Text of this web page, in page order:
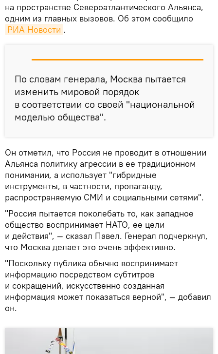
на пространстве Североатлантического Альянса,
одним из главных вызовов. Об этом сообщило
РИА Новости .
По словам генерала, Москва пытается
изменить мировой порядок
в соответствии со своей "национальной
моделью общества".
Он отметил, что Россия не проводит в отношении
Альянса политику агрессии в ее традиционном
понимании, а использует "гибридные
инструменты, в частности, пропаганду,
распространяемую СМИ и социальными сетями".
"Россия пытается поколебать то, как западное
общество воспринимает НАТО, ее цели
и действия", — сказал Павел. Генерал подчеркнул,
что Москва делает это очень эффективно.
"Поскольку публика обычно воспринимает
информацию посредством субтитров
и сокращений, искусственно созданная
информация может показаться верной", — добавил
он.